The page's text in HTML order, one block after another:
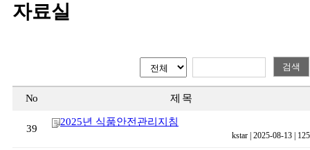
자료실
검색
No 제 목
39
2025년 식품안전관리지침
kstar | 2025-08-13 | 125